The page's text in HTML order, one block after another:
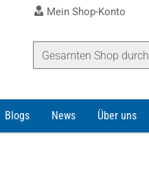
Mein Shop-Konto
Blogs News Über uns